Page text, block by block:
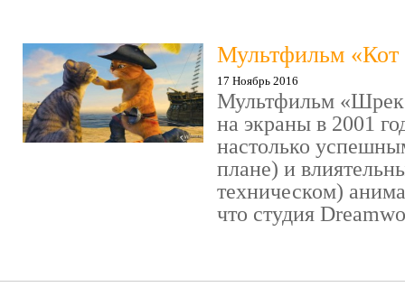
Мультфильм «Кот
17 Ноябрь 2016
Мультфильм
на экраны в 2001
настолько
плане) и
техническом)
что студия